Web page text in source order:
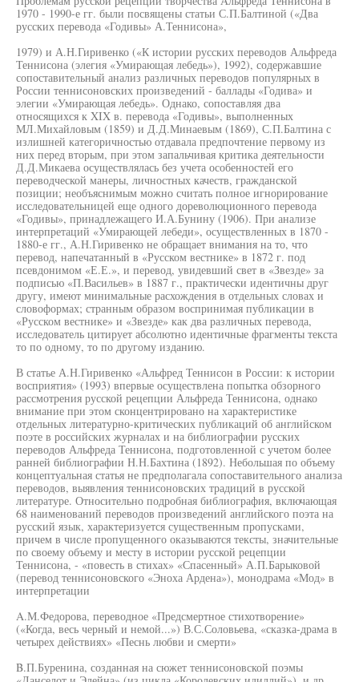
1970 - 1990-е гг. были посвящены статьи С.П.Балтиной («Два
русских перевода «Годивы» А.Теннисона»,
1979) и А.Н.Гиривенко («К истории русских переводов Альфреда
Теннисона (элегия «Умирающая лебедь»), 1992), содержавшие
сопоставительный анализ различных переводов популярных в
России теннисоновских произведений - баллады «Годива» и
элегии «Умирающая лебедь». Однако, сопоставляя два
относящихся к XIX в. перевода «Годивы», выполненных
МЛ.Михайловым (1859) и Д.Д.Минаевым (1869), С.П.Балтина с
излишней категоричностью отдавала предпочтение первому из
них перед вторым, при этом запальчивая критика деятельности
Д.Д.Микаева осуществлялась без учета особенностей его
переводческой манеры, личностных качеств, гражданской
позиции; необъяснимым можно считать полное игнорирование
исследовательницей еще одного дореволюционного перевода
«Годивы», принадлежащего И.А.Бунину (1906). При анализе
интерпретаций «Умирающей лебеди», осуществленных в 1870 -
1880-е гг., А.Н.Гиривенко не обращает внимания на то, что
перевод, напечатанный в «Русском вестнике» в 1872 г. под
псевдонимом «Е.Е.», и перевод, увидевший свет в «Звезде» за
подписью «П.Васильев» в 1887 г., практически идентичны друг
другу, имеют минимальные расхождения в отдельных словах и
словоформах; странным образом воспринимая публикации в
«Русском вестнике» и «Звезде» как два различных перевода,
исследователь цитирует абсолютно идентичные фрагменты текста
то по одному, то по другому изданию.
В статье А.Н.Гиривенко «Альфред Теннисон в России: к истории
восприятия» (1993) впервые осуществлена попытка обзорного
рассмотрения русской рецепции Альфреда Теннисона, однако
внимание при этом сконцентрировано на характеристике
отдельных литературно-критических публикаций об английском
поэте в российских журналах и на библиографии русских
переводов Альфреда Теннисона, подготовленной с учетом более
ранней библиографии Н.Н.Бахтина (1892). Небольшая по объему
концептуальная статья не предполагала сопоставительного анализа
переводов, выявления теннисоновских традиций в русской
литературе. Относительно подробная библиография, включающая
68 наименований переводов произведений английского поэта на
русский язык, характеризуется существенным пропусками,
причем в числе пропущенного оказываются тексты, значительные
по своему объему и месту в истории русской рецепции
Теннисона, - «повесть в стихах» «Спасенный» А.П.Барыковой
(перевод теннисоновского «Эноха Ардена»), монодрама «Мод» в
интерпретации
A.М.Федорова, переводное «Предсмертное стихотворение»
(«Когда, весь черный и немой...») В.С.Соловьева, «сказка-драма в
четырех действиях» «Песнь любви и смерти»
B.П.Буренина, созданная на сюжет теннисоновской поэмы